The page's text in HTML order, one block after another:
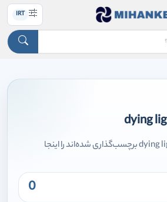
IRT
محصولاتی که با تگ dying light برچسب‌گذاری شده‌اند را اینجا
0